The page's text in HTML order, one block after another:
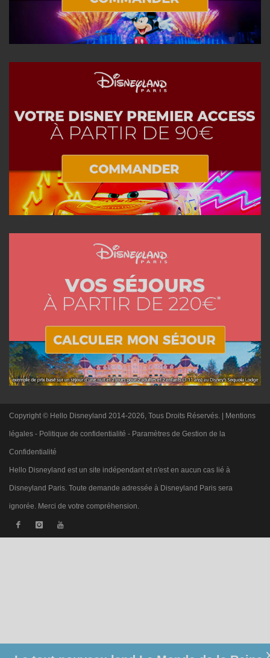
Copyright © Hello Disneyland 2014-2026, Tous Droits Réservés. | Mentions
légales - Politique de confidentialité - Paramètres de Gestion de la
Confidentialité
Hello Disneyland est un site indépendant et n'est en aucun cas lié à
Disneyland Paris. Toute demande adressée à Disneyland Paris sera
ignorée. Merci de votre compréhension.